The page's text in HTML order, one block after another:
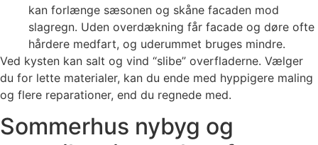
kan forlænge sæsonen og skåne facaden mod
slagregn. Uden overdækning får facade og døre ofte
hårdere medfart, og uderummet bruges mindre.
Ved kysten kan salt og vind “slibe” overfladerne. Vælger
du for lette materialer, kan du ende med hyppigere maling
og flere reparationer, end du regnede med.
Sommerhus nybyg og